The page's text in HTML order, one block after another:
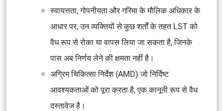
स्वायत्तता, गोपनीयता और गरिमा के मौलिक अधिकार के
आधार पर, उन व्यक्तियों से कुछ शर्तों के तहत LST को
वैध रूप से रोका या वापस लिया जा सकता है, जिनके
पास अब निर्णय लेने की क्षमता नहीं है।
अग्रिम चिकित्सा निर्देश (AMD) जो निर्दिष्ट
आवश्यकताओं को पूरा करता है, एक कानूनी रूप से वैध
दस्तावेज है।